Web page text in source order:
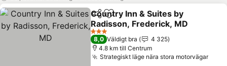
Dela Lägg till i Mina Favoriter
Country Inn & Suites by
Radisson, Frederick, MD
Se priser
3 Stjärnor
8,0 Väldigt bra
4 325
4.8 km till Centrum
Strategiskt läge nära stora motorvägarSe